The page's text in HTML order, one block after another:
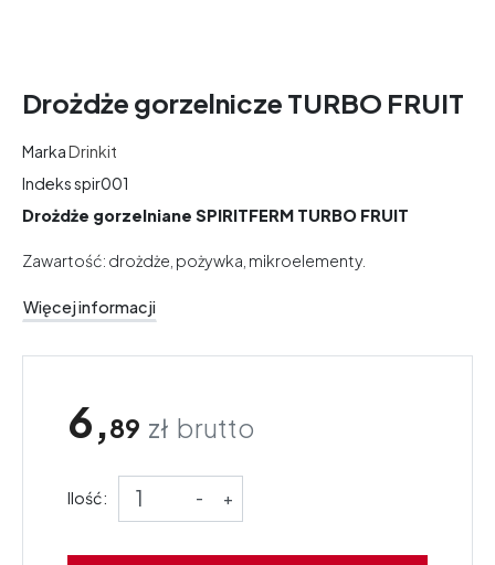
Drożdże gorzelnicze TURBO FRUIT
MarkaDrinkit
Indeksspir001
Drożdże gorzelniane SPIRITFERM TURBO FRUIT
Zawartość: drożdże, pożywka, mikroelementy.
Więcej informacji
6,89 zł brutto
Ilość: - +